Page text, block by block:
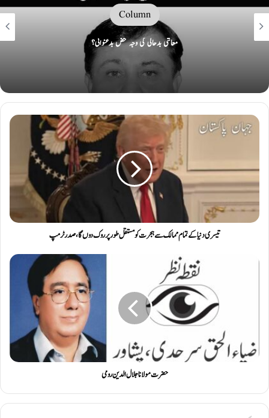
Column
سمندروں کی سیاست اور امن کی نئی سفارت
تیسری دنیا کے تمام ممالک سے ہجرت کو مستقل طور پر روک دوں گا ، صدر ٹرمپ
حضرت مولانا جلال الدین رومی